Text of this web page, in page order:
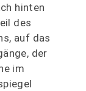
hinten
des
auf das
der
im